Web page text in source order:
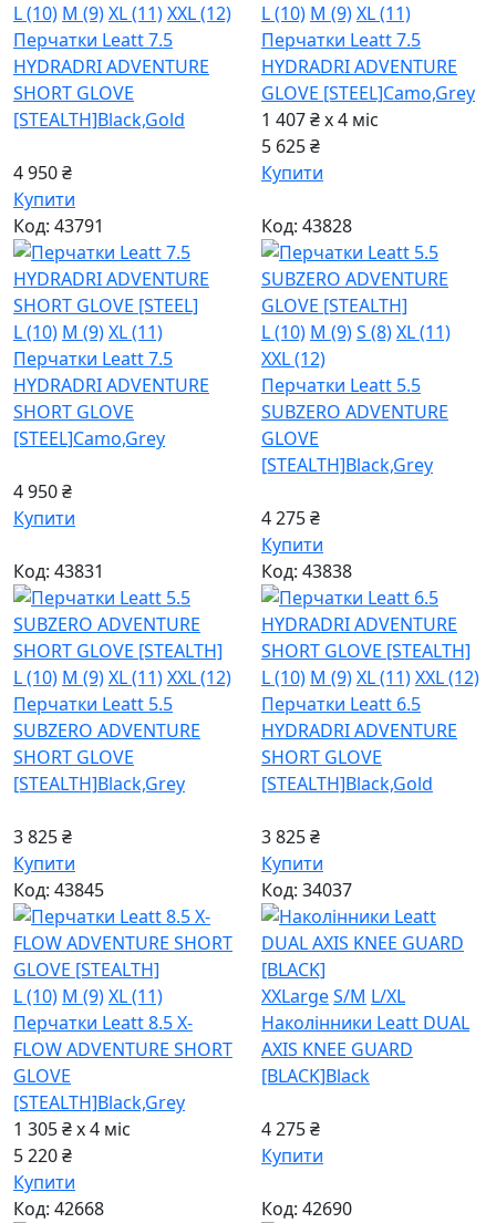
L (10) M (9)XL (11)XXL (12)
Перчатки Leatt 7.5
HYDRADRI ADVENTURE
SHORT GLOVE
[STEALTH]Black,Gold
4 950 ₴
Купити
L (10) M (9)XL (11)
Перчатки Leatt 7.5
HYDRADRI ADVENTURE
GLOVE [STEEL]Camo,Grey
1 407 ₴ x 4 міс
5 625 ₴
Купити
Код: 43791
L (10) M (9)XL (11)
Перчатки Leatt 7.5
HYDRADRI ADVENTURE
SHORT GLOVE
[STEEL]Camo,Grey
4 950 ₴
Купити
Код: 43828
L (10) M (9)S (8)XL (11)
XXL (12)
Перчатки Leatt 5.5
SUBZERO ADVENTURE
GLOVE
[STEALTH]Black,Grey
4 275 ₴
Купити
Код: 43831
L (10) M (9)XL (11)XXL (12)
Перчатки Leatt 5.5
SUBZERO ADVENTURE
SHORT GLOVE
[STEALTH]Black,Grey
3 825 ₴
Купити
Код: 43838
L (10) M (9)XL (11)XXL (12)
Перчатки Leatt 6.5
HYDRADRI ADVENTURE
SHORT GLOVE
[STEALTH]Black,Gold
3 825 ₴
Купити
Код: 43845
L (10) M (9)XL (11)
Перчатки Leatt 8.5 X-
FLOW ADVENTURE SHORT
GLOVE
[STEALTH]Black,Grey
1 305 ₴ x 4 міс
5 220 ₴
Купити
Код: 34037
XXLargeS/M L/XL
Наколінники Leatt DUAL
AXIS KNEE GUARD
[BLACK]Black
4 275 ₴
Купити
Код: 42668 Код: 42690